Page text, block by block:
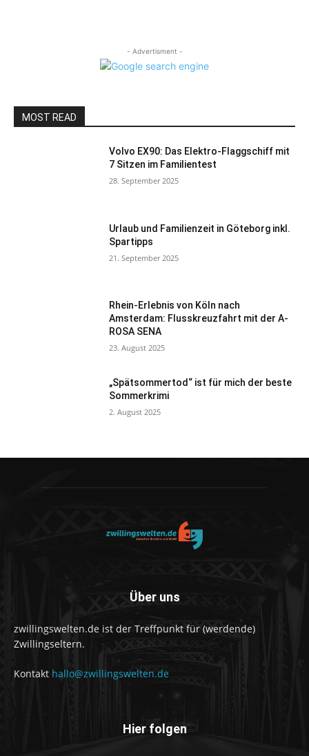
- Advertisment -
MOST READ
Volvo EX90: Das Elektro-Flaggschiff mit
7 Sitzen im Familientest
28. September 2025
Urlaub und Familienzeit in Göteborg inkl.
Spartipps
21. September 2025
Rhein-Erlebnis von Köln nach
Amsterdam: Flusskreuzfahrt mit der A-
ROSA SENA
23. August 2025
„Spätsommertod“ ist für mich der beste
Sommerkrimi
2. August 2025
Über uns
zwillingswelten.de ist der Treffpunkt für (werdende)
Zwillingseltern.
Kontakt hallo@zwillingswelten.de
Hier folgen